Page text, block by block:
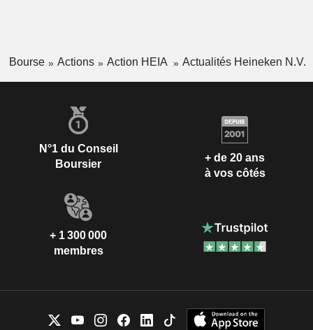
Bourse Actions Action HEIA Actualités Heineken N.V.
N°1 du Conseil
Boursier
+ de 20 ans
à vos côtés
+ 1 300 000
membres